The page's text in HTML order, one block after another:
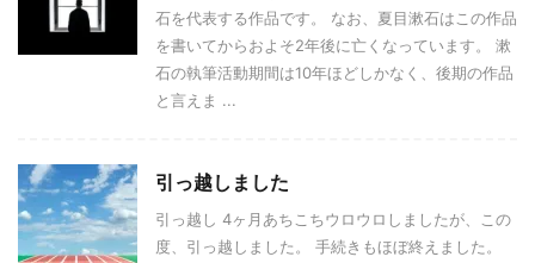
石を代表する作品です。 なお、夏目漱石はこの作品
を書いてからおよそ2年後に亡くなっています。 漱
石の執筆活動期間は10年ほどしかなく、後期の作品
と言えま ...
引っ越しました
引っ越し 4ヶ月あちこちウロウロしましたが、この
度、引っ越しました。 手続きもほぼ終えました。